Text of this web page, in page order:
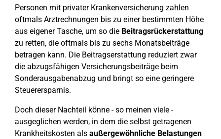
Personen mit privater Krankenversicherung zahlen
oftmals Arztrechnungen bis zu einer bestimmten Höhe
aus eigener Tasche, um so die Beitragsrückerstattung
zu retten, die oftmals bis zu sechs Monatsbeiträge
betragen kann. Die Beitragserstattung reduziert zwar
die abzugsfähigen Versicherungsbeiträge beim
Sonderausgabenabzug und bringt so eine geringere
Steuerersparnis.
Doch dieser Nachteil könne - so meinen viele -
ausgeglichen werden, in dem die selbst getragenen
Krankheitskosten als außergewöhnliche Belastungen